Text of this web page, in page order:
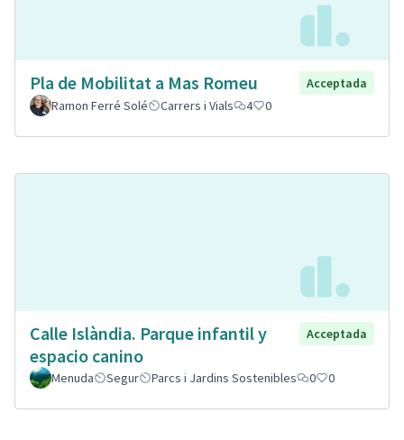
Pla de Mobilitat a Mas Romeu
Acceptada
Ramon Ferré Solé
Carrers i Vials 4 0
Calle Islàndia. Parque infantil y
espacio canino
Acceptada
Menuda Segur Parcs i Jardins Sostenibles 0 0